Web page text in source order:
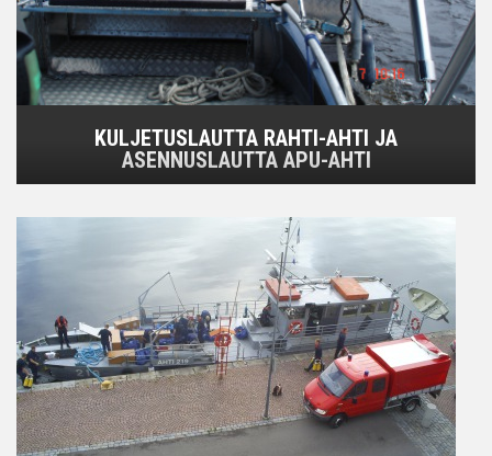
KULJETUSLAUTTA RAHTI-AHTI JA
ASENNUSLAUTTA APU-AHTI